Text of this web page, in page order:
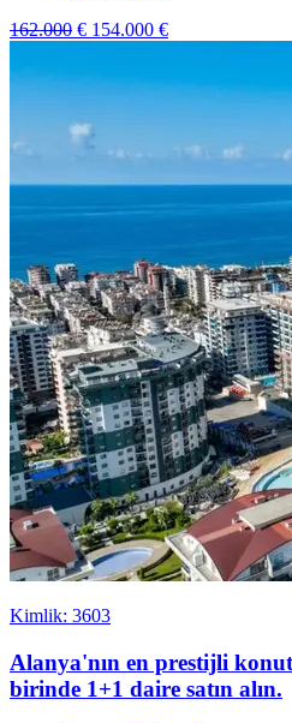
162.000 € 154.000 €
Kimlik: 3603
Alanya'nın en prestijli
birinde 1+1 daire satın alın.